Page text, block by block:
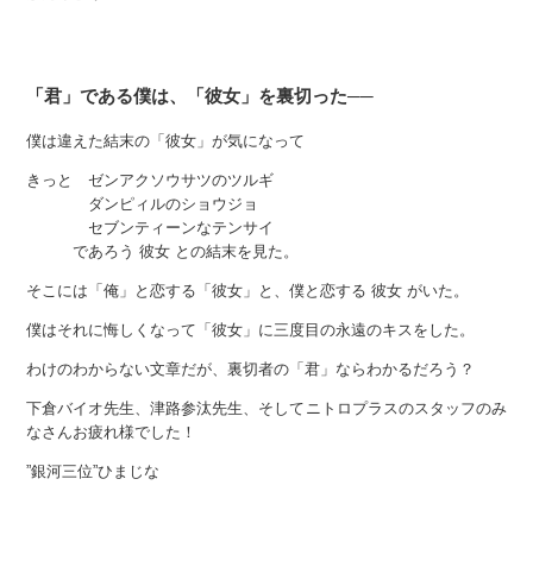
「君」である僕は、「彼女」を裏切った──
僕は違えた結末の「彼女」が気になって
きっと ゼンアクソウサツのツルギ
ダンピィルのショウジョ
セブンティーンなテンサイ
であろう 彼女 との結末を見た。
そこには「俺」と恋する「彼女」と、僕と恋する 彼女 がいた。
僕はそれに悔しくなって「彼女」に三度目の永遠のキスをした。
わけのわからない文章だが、裏切者の「君」ならわかるだろう？
下倉バイオ先生、津路参汰先生、そしてニトロプラスのスタッフのみ
なさんお疲れ様でした！
”銀河三位”ひまじな